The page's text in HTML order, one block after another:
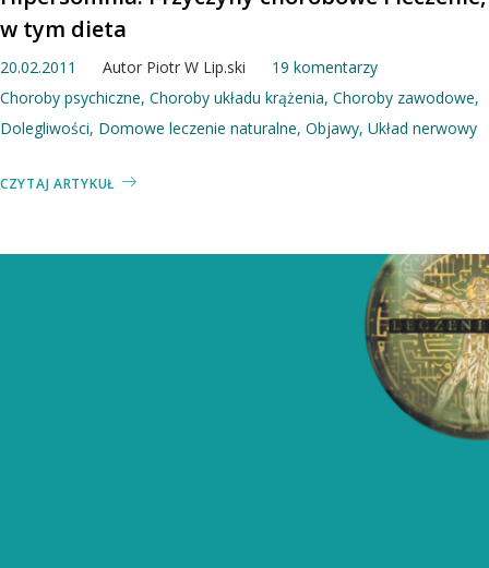
w tym dieta
20.02.2011 Autor Piotr W Lip.ski
19 komentarzy
Choroby psychiczne, Choroby układu krążenia, Choroby zawodowe,
Dolegliwości, Domowe leczenie naturalne, Objawy, Układ nerwowy
CZYTAJ ARTYKUŁ